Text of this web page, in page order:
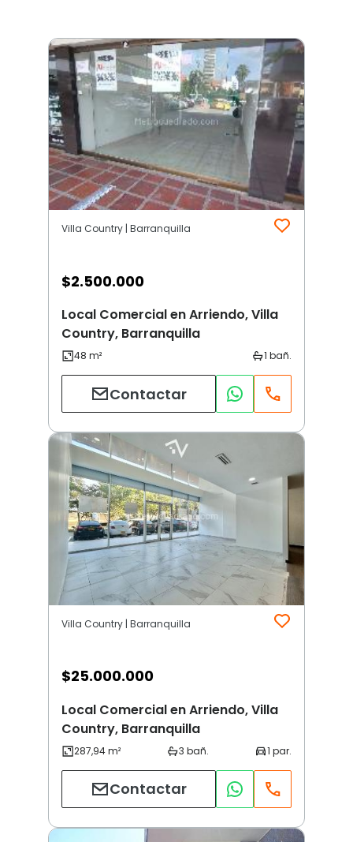
Villa Country | Barranquilla
$2.500.000
Local Comercial en Arriendo, Villa
Country, Barranquilla
Contactar
Villa Country | Barranquilla
$25.000.000
Local Comercial en Arriendo, Villa
Country, Barranquilla
Contactar